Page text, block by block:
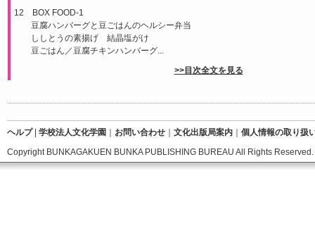
12 BOX FOOD-1
豆腐ハンバーグと豆ごはんのヘルシー弁当
ししとうの素揚げ 結晶塩がけ
豆ごはん／豆腐チキンハンバーグ...
>>目次全文を見る
ヘルプ| 学校法人文化学園 お問い合わせ 文化出版局案内
個人情報の取り扱
Copyright BUNKAGAKUEN BUNKA PUBLISHING BUREAU All Rights Reserved.